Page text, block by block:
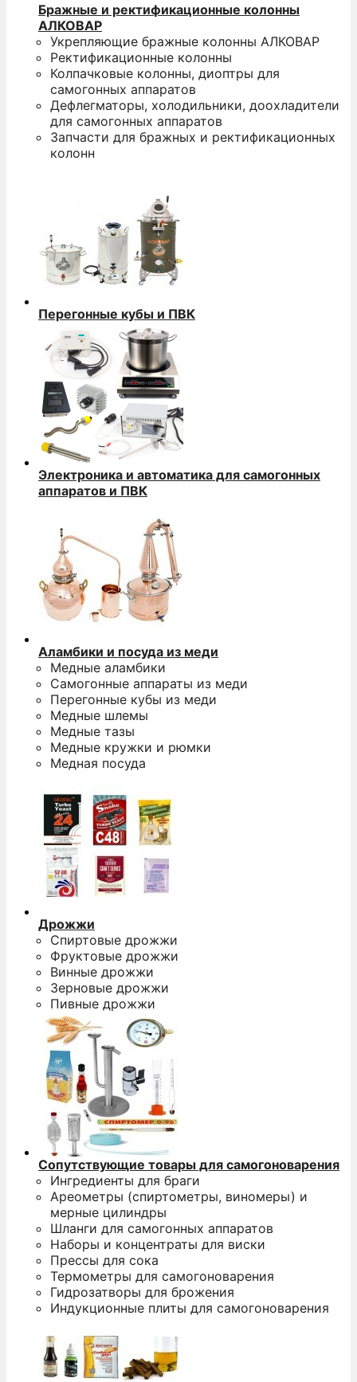
Бражные и ректификационные колонны
АЛКОВАР
Укрепляющие бражные колонны АЛКОВАР
Ректификационные колонны
Колпачковые колонны, диоптры для
самогонных аппаратов
Дефлегматоры, холодильники, доохладители
для самогонных аппаратов
Запчасти для бражных и ректификационных
колонн
Перегонные кубы и ПВК
Электроника и автоматика для самогонных
аппаратов и ПВК
Аламбики и посуда из меди
Медные аламбики
Самогонные аппараты из меди
Перегонные кубы из меди
Медные шлемы
Медные тазы
Медные кружки и рюмки
Медная посуда
Дрожжи
Спиртовые дрожжи
Фруктовые дрожжи
Винные дрожжи
Зерновые дрожжи
Пивные дрожжи
Сопутствующие товары для самогоноварения
Ингредиенты для браги
Ареометры (спиртометры, виномеры) и
мерные цилиндры
Шланги для самогонных аппаратов
Наборы и концентраты для виски
Прессы для сока
Термометры для самогоноварения
Гидрозатворы для брожения
Индукционные плиты для самогоноварения